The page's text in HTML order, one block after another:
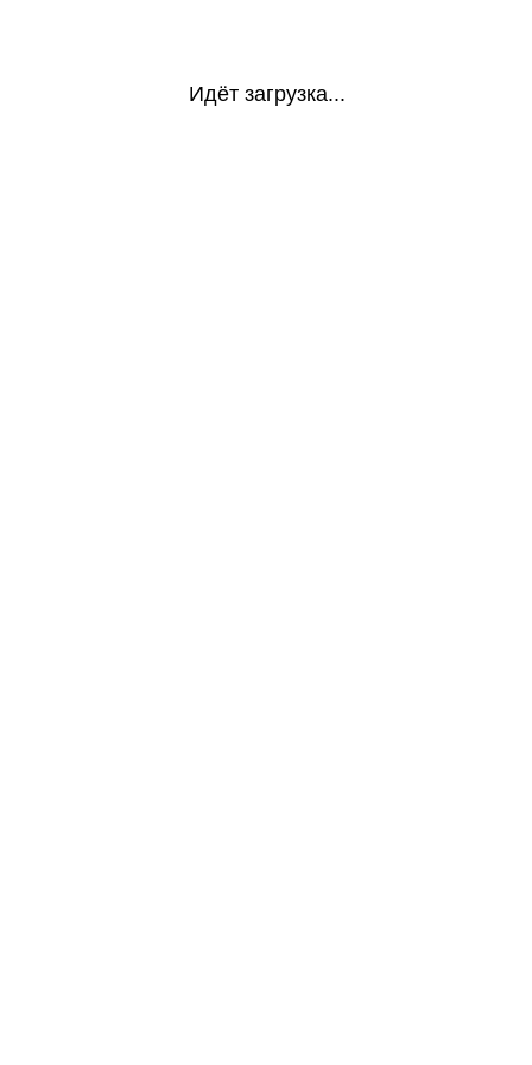
Идёт загрузка...